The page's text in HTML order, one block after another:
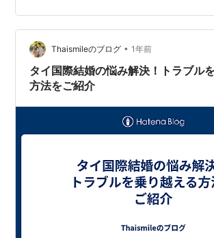
イ女性との出会い 国際結婚相談所を利用
の出会いには、信用できる国際結婚相談
です。2004年から運営されている相談所
富なスタッフが適切なマッチングをサポ…
Thaismileのブログ • 1年前
タイ国際結婚の悩み解決！トラブル
方法をご紹介